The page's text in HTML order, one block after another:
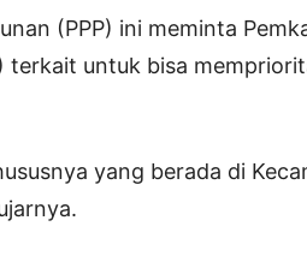
(PPP) ini meminta
terkait untuk bisa
yang berada di